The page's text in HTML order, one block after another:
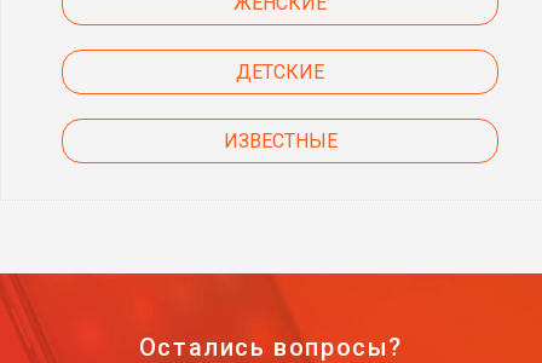
ДЕТСКИЕ
ИЗВЕСТНЫЕ
Остались вопросы?